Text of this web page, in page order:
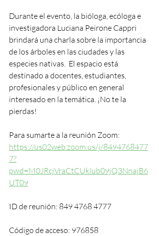
Durante el evento, la bióloga, ecóloga e
investigadora Luciana Peirone Cappri
brindará una charla sobre la importancia
de los árboles en las ciudades y las
especies nativas.  El espacio está
destinado a docentes, estudiantes,
profesionales y público en general
interesado en la temática. ¡No te la
pierdas!
Para sumarte a la reunión Zoom:
https://us02web.zoom.us/j/8494768477
7?
pwd=M0JRcjVraCtCUklub09jQ3NnajB6
UT09
ID de reunión: 849 4768 4777
Código de acceso: 976858